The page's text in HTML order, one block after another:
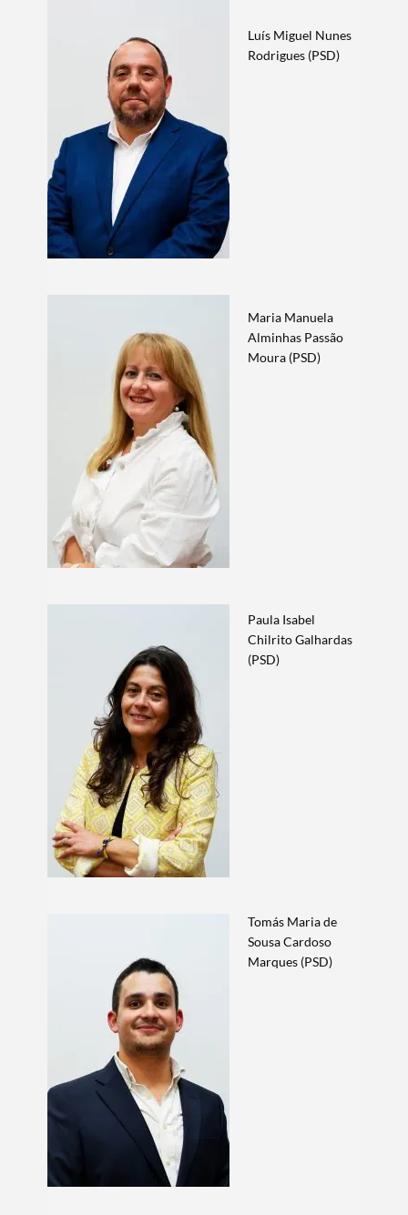
Luís Miguel Nunes
Rodrigues (PSD)
Maria Manuela
Alminhas Passão
Moura (PSD)
Paula Isabel
Chilrito Galhardas
(PSD)
Tomás Maria de
Sousa Cardoso
Marques (PSD)